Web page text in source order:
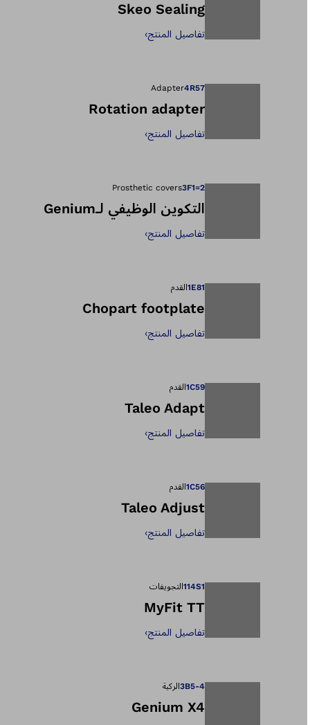
Skeo Sealing
تفاصيل المنتج›
4R57
Adapter
Rotation adapter
تفاصيل المنتج›
3F1=2
Prosthetic covers
التكوين الوظيفي لـGenium
تفاصيل المنتج›
1E81القدم
Chopart footplate
تفاصيل المنتج›
1C59القدم
Taleo Adapt
تفاصيل المنتج›
1C56القدم
Taleo Adjust
تفاصيل المنتج›
114S1التجويفات
MyFit TT
تفاصيل المنتج›
3B5-4الركبة
Genium X4